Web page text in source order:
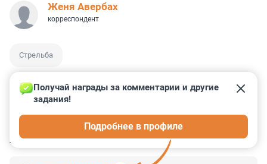
Женя Авербах
корреспондент
Стрельба
КОММЕНТАРИИ 14
Получай награды за комментарии и другие
задания!
Подробнее в профиле